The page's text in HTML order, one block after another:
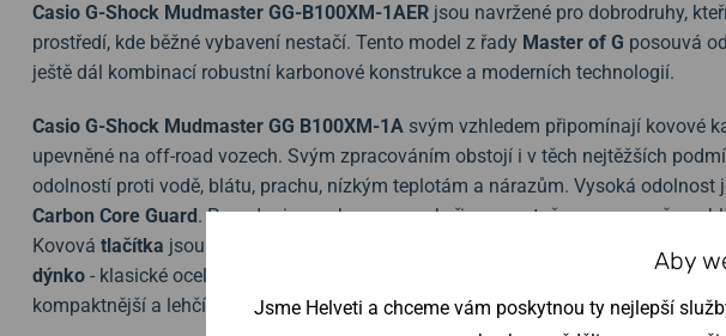
Casio G-Shock Mudmaster GG-B100XM-1AER jsou navržené pro dobrodruhy,
prostředí, kde běžné vybavení nestačí. Tento model z řady Master of G posouvá
ještě dál kombinací robustní karbonové konstrukce a moderních technologií.
Casio G-Shock Mudmaster GG B100XM-1A svým vzhledem připomínají kovové
upevněné na off-road vozech. Svým zpracováním obstojí i v těch nejtěžších
odolností proti vodě, blátu, prachu, nízkým teplotám a nárazům. Vysoká odolnost
Carbon Core Guard. Pouzdro je vyrobeno z pryskyřice a vyztuženo a zpevněno
Kovová tlačítka jsou doplněna , chránící před průnikem nečistot. Vše
dýnko - klasické ocelové je kryto nárazuvzdorným pryskyřicovým. Nová
kompaktnější a lehčí celek.
Aby
Jsme Helveti a chceme vám poskytnou ty nejlepší